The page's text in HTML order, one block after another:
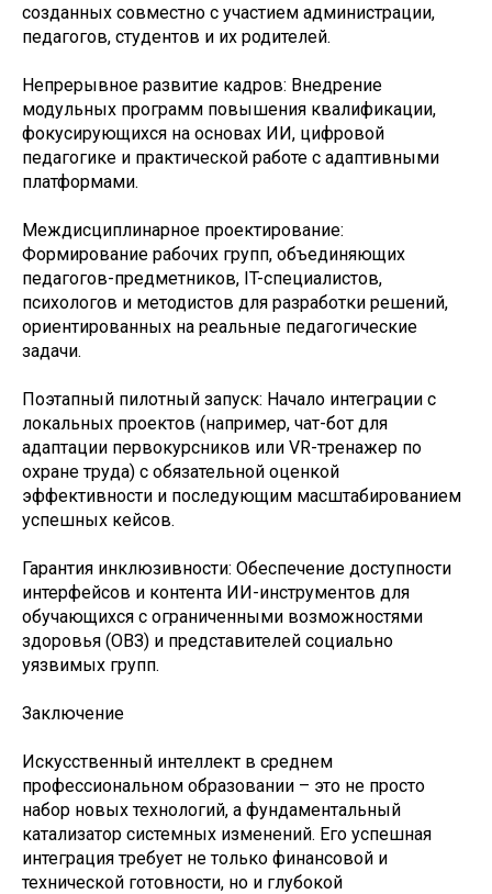
созданных совместно с участием администрации,
педагогов, студентов и их родителей.
Непрерывное развитие кадров: Внедрение
модульных программ повышения квалификации,
фокусирующихся на основах ИИ, цифровой
педагогике и практической работе с адаптивными
платформами.
Междисциплинарное проектирование:
Формирование рабочих групп, объединяющих
педагогов-предметников, IT-специалистов,
психологов и методистов для разработки решений,
ориентированных на реальные педагогические
задачи.
Поэтапный пилотный запуск: Начало интеграции с
локальных проектов (например, чат-бот для
адаптации первокурсников или VR-тренажер по
охране труда) с обязательной оценкой
эффективности и последующим масштабированием
успешных кейсов.
Гарантия инклюзивности: Обеспечение доступности
интерфейсов и контента ИИ-инструментов для
обучающихся с ограниченными возможностями
здоровья (ОВЗ) и представителей социально
уязвимых групп.
Заключение
Искусственный интеллект в среднем
профессиональном образовании – это не просто
набор новых технологий, а фундаментальный
катализатор системных изменений. Его успешная
интеграция требует не только финансовой и
технической готовности, но и глубокой